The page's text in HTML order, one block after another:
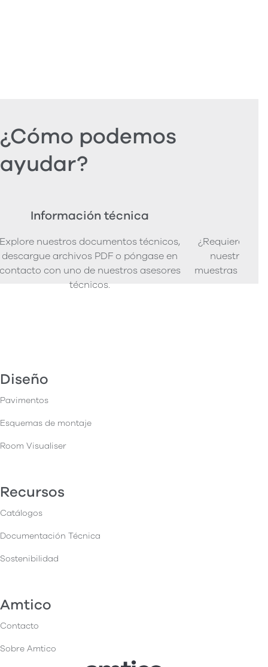
¿Cómo podemos
ayudar?
Información técnica
Explore nuestros documentos técnicos,
descargue archivos PDF o póngase en
con uno de nuestros asesores
técnicos.
¿Requiere
nuestra
muestras de
Diseño
Pavimentos
Esquemas de montaje
Room Visualiser
Recursos
Catálogos
Documentación Técnica
Sostenibilidad
Amtico
Contacto
Sobre Amtico